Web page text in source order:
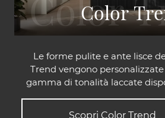
Color
Le forme pulite e ante lisce
Trend vengono
gamma di tonalità laccate
Scopri Color Trend